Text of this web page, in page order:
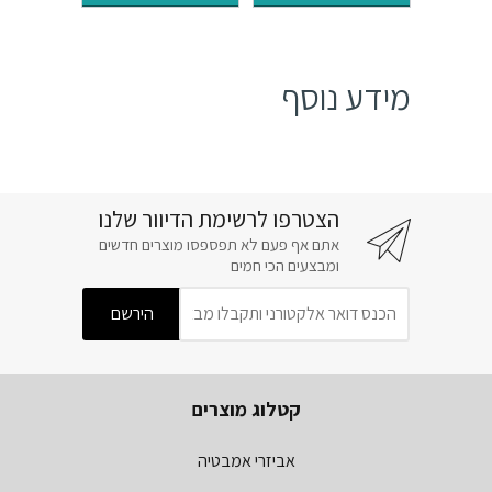
מידע נוסף
הצטרפו לרשימת הדיוור שלנו
אתם אף פעם לא תפספסו מוצרים חדשים
ומבצעים הכי חמים
קטלוג מוצרים
אביזרי אמבטיה